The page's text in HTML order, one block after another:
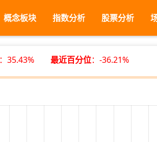
概念板块 指数分析 股票分析
：35.43% 最近百分位：-36.21%